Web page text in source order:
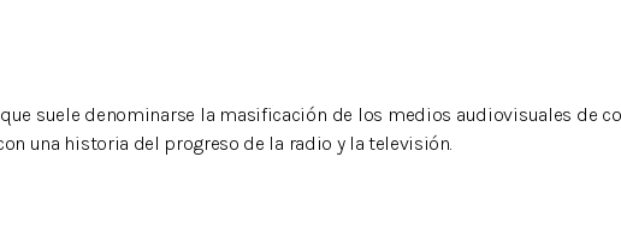
suele denominarse la masificación de los medios audiovisuales de
una historia del progreso de la radio y la televisión.